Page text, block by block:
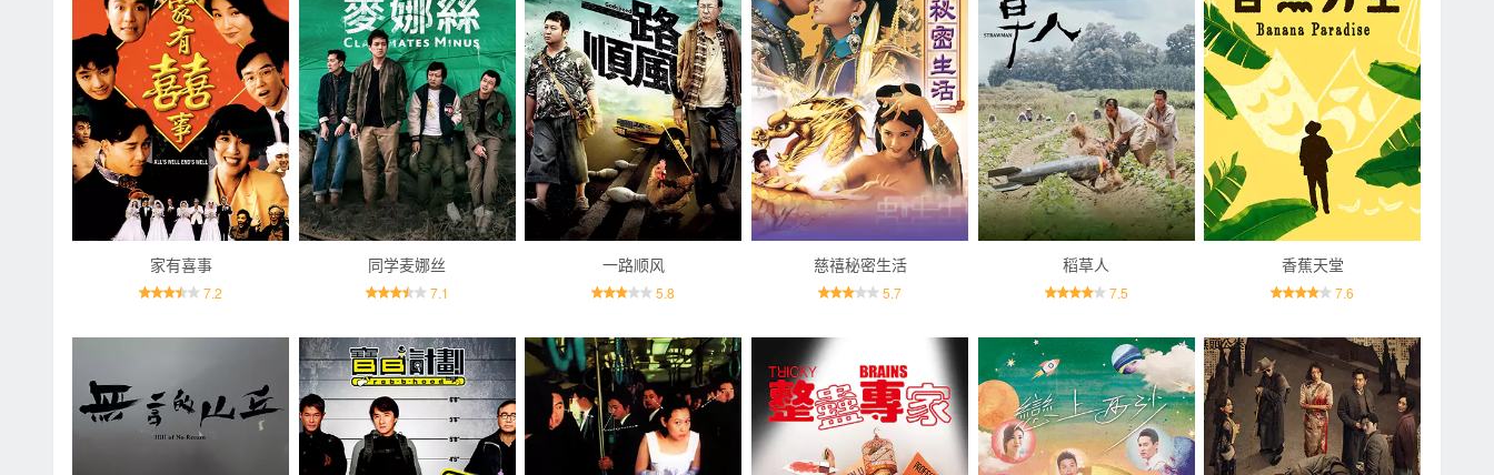
家有喜事
7.2
同学麦娜丝
7.1
一路顺风
5.8
慈禧秘密生活
5.7
稻草人
7.5
香蕉天堂
7.6